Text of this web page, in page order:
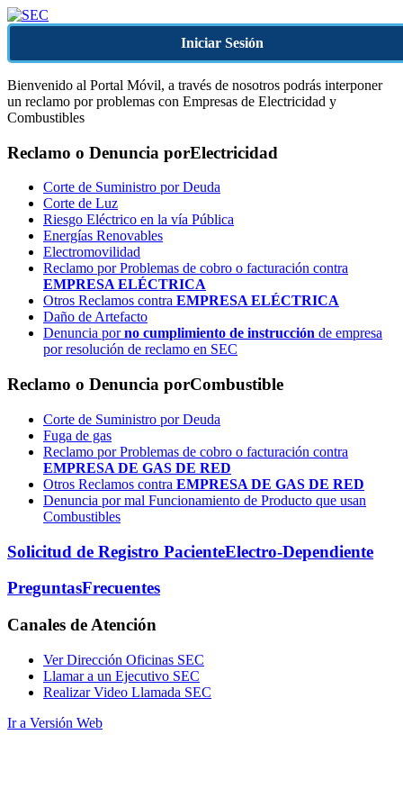
Iniciar Sesión
Bienvenido al Portal Móvil, a través de nosotros podrás interponer
un reclamo por problemas con Empresas de Electricidad y
Combustibles
Reclamo o Denuncia porElectricidad
Corte de Suministro por Deuda
Corte de Luz
Riesgo Eléctrico en la vía Pública
Energías Renovables
Electromovilidad
Reclamo por Problemas de cobro o facturación contra
EMPRESA ELÉCTRICA
Otros Reclamos contra EMPRESA ELÉCTRICA
Daño de Artefacto
Denuncia porno cumplimiento de instrucción de empresa
por resolución de reclamo en SEC
Reclamo o Denuncia porCombustible
Corte de Suministro por Deuda
Fuga de gas
Reclamo por Problemas de cobro o facturación contra
EMPRESA DE GAS DE RED
Otros Reclamos contra EMPRESA DE GAS DE RED
Denuncia por mal Funcionamiento de Producto que usan
Combustibles
Solicitud de Registro PacienteElectro-Dependiente
PreguntasFrecuentes
Canales de Atención
Ver Dirección Oficinas SEC
Llamar a un Ejecutivo SEC
Realizar Video Llamada SEC
Ir a Versión Web